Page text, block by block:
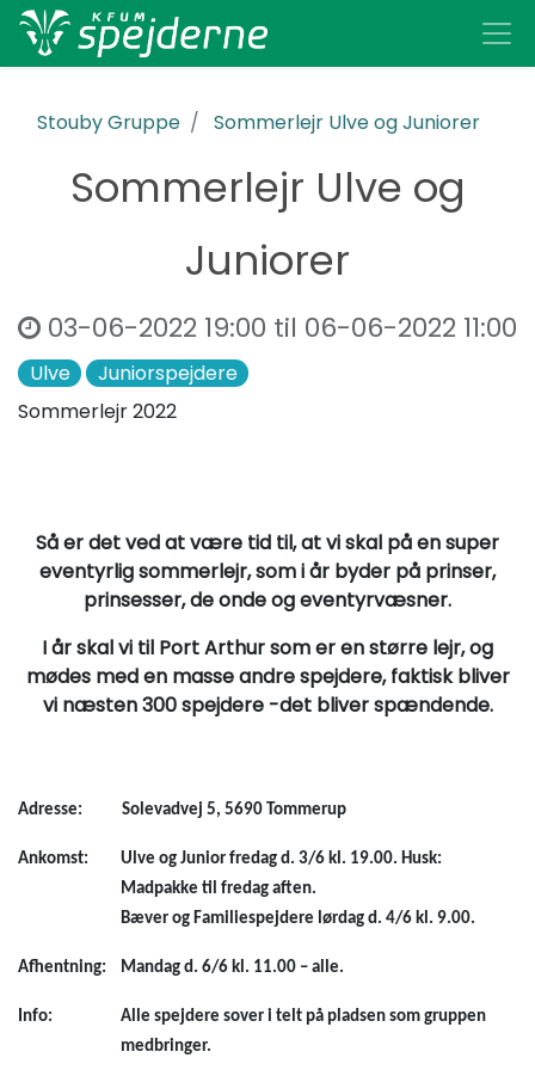
Stouby Gruppe Sommerlejr Ulve og Juniorer
Sommerlejr Ulve og
Juniorer
03-06-2022 19:00 til 06-06-2022 11:00
Ulve
Juniorspejdere
Sommerlejr 2022
Så er det ved at være tid til, at vi skal på en super
eventyrlig sommerlejr, som i år byder på prinser,
prinsesser, de onde og eventyrvæsner.
I år skal vi til Port Arthur som er en større lejr, og
mødes med en masse andre spejdere, faktisk bliver
vi næsten 300 spejdere -det bliver spændende.
Adresse: Solevadvej 5, 5690 Tommerup
Ankomst:
Ulve og Junior fredag d. 3/6 kl. 19.00. Husk:
Madpakke til fredag aften.
Bæver og Familiespejdere lørdag d. 4/6 kl. 9.00.
Afhentning: Mandag d. 6/6 kl. 11.00 – alle.
Info:
Alle spejdere sover i telt på pladsen som gruppen
medbringer.